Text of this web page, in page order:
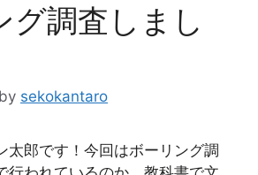
グ調査しまし
by sekokantaro
太郎です！今回はボーリング調